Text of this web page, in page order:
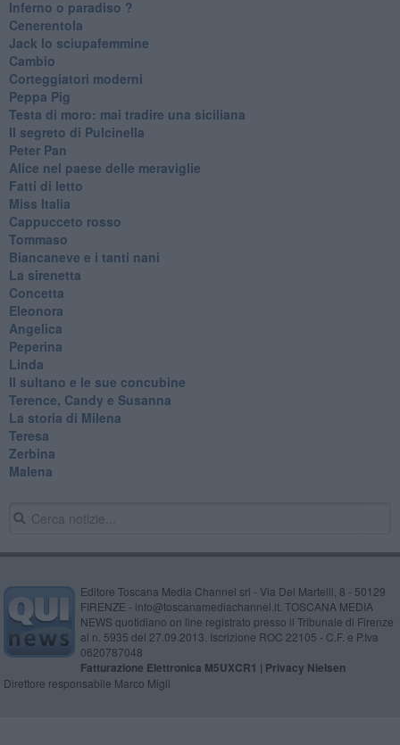
Inferno o paradiso ?
Cenerentola
Jack lo sciupafemmine
Cambio
Corteggiatori moderni
Peppa Pig
Testa di moro: mai tradire una siciliana
Il segreto di Pulcinella
Peter Pan
Alice nel paese delle meraviglie
Fatti di letto
Miss Italia
Cappucceto rosso
Tommaso
Biancaneve e i tanti nani
La sirenetta
Concetta
Eleonora
Angelica
Peperina
Linda
Il sultano e le sue concubine
Terence, Candy e Susanna
La storia di Milena
Teresa
Zerbina
Malena
Editore Toscana Media Channel srl - Via Dei Martelli, 8 - 50129
FIRENZE - info@toscanamediachannel.it. TOSCANA MEDIA
NEWS quotidiano on line registrato presso il Tribunale di Firenze
al n. 5935 del 27.09.2013. Iscrizione ROC 22105 - C.F. e P.Iva
0620787048
Fatturazione Elettronica M5UXCR1 | Privacy Nielsen
Direttore responsabile Marco Migli